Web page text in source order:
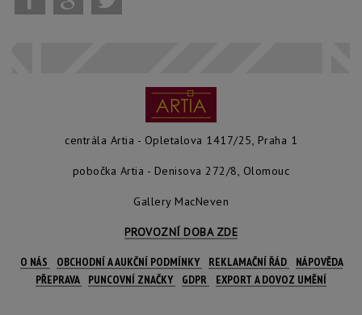
centrála Artia - Opletalova 1417/25, Praha 1
pobočka Artia - Denisova 272/8, Olomouc
Gallery MacNeven
PROVOZNÍ DOBA ZDE
O NÁS OBCHODNÍ A AUKČNÍ PODMÍNKY REKLAMAČNÍ ŘÁD
NÁPOVĚDA
PŘEPRAVA
PUNCOVNÍ ZNAČKY GDPR EXPORT A DOVOZ UMĚNÍ